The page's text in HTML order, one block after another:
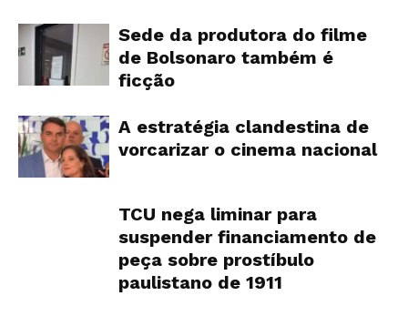
Sede da produtora do filme
de Bolsonaro também é
ficção
A estratégia clandestina de
vorcarizar o cinema nacional
TCU nega liminar para
suspender financiamento de
peça sobre prostíbulo
paulistano de 1911